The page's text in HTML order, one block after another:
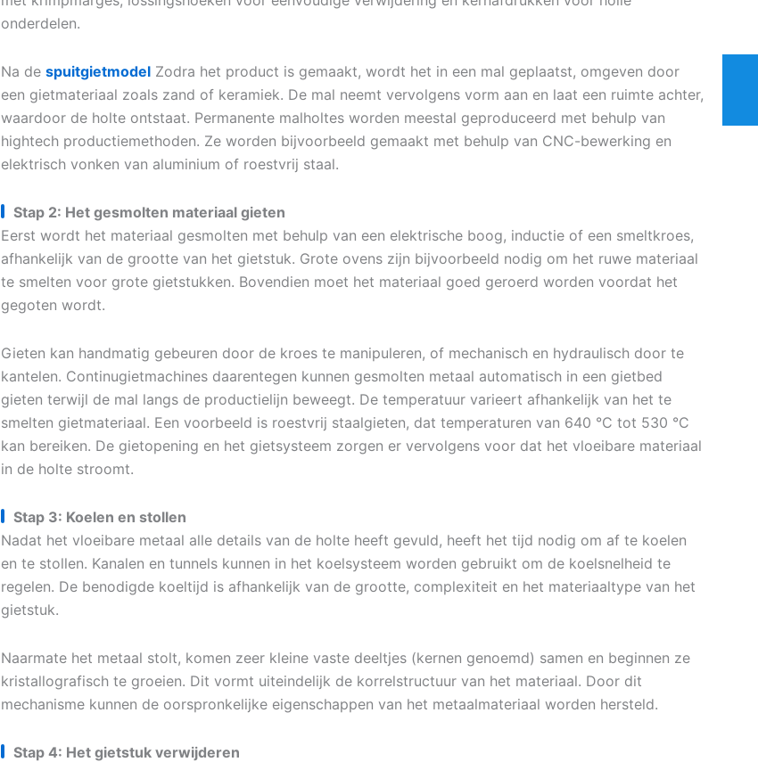
onderdelen.
Na de spuitgietmodelZodra het product is gemaakt, wordt het in een mal geplaatst, omgeven door
een gietmateriaal zoals zand of keramiek. De mal neemt vervolgens vorm aan en laat een ruimte achter,
waardoor de holte ontstaat. Permanente malholtes worden meestal geproduceerd met behulp van
hightech productiemethoden. Ze worden bijvoorbeeld gemaakt met behulp van CNC-bewerking en
elektrisch vonken van aluminium of roestvrij staal.
Stap 2: Het gesmolten materiaal gieten
Eerst wordt het materiaal gesmolten met behulp van een elektrische boog, inductie of een smeltkroes,
afhankelijk van de grootte van het gietstuk. Grote ovens zijn bijvoorbeeld nodig om het ruwe materiaal
te smelten voor grote gietstukken. Bovendien moet het materiaal goed geroerd worden voordat het
gegoten wordt.
Gieten kan handmatig gebeuren door de kroes te manipuleren, of mechanisch en hydraulisch door te
kantelen. Continugietmachines daarentegen kunnen gesmolten metaal automatisch in een gietbed
gieten terwijl de mal langs de productielijn beweegt. De temperatuur varieert afhankelijk van het te
smelten gietmateriaal. Een voorbeeld is roestvrij staalgieten, dat temperaturen van 640 °C tot 530 °C
kan bereiken. De gietopening en het gietsysteem zorgen er vervolgens voor dat het vloeibare materiaal
in de holte stroomt.
Stap 3: Koelen en stollen
Nadat het vloeibare metaal alle details van de holte heeft gevuld, heeft het tijd nodig om af te koelen
en te stollen. Kanalen en tunnels kunnen in het koelsysteem worden gebruikt om de koelsnelheid te
regelen. De benodigde koeltijd is afhankelijk van de grootte, complexiteit en het materiaaltype van het
gietstuk.
Naarmate het metaal stolt, komen zeer kleine vaste deeltjes (kernen genoemd) samen en beginnen ze
kristallografisch te groeien. Dit vormt uiteindelijk de korrelstructuur van het materiaal. Door dit
mechanisme kunnen de oorspronkelijke eigenschappen van het metaalmateriaal worden hersteld.
Stap 4: Het gietstuk verwijderen